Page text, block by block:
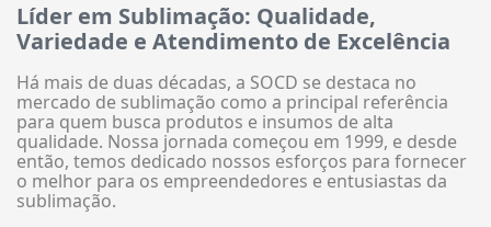
Líder em Sublimação: Qualidade,
Variedade e Atendimento de Excelência
Há mais de duas décadas, a SOCD se destaca no
mercado de sublimação como a principal referência
para quem busca produtos e insumos de alta
qualidade. Nossa jornada começou em 1999, e desde
então, temos dedicado nossos esforços para fornecer
o melhor para os empreendedores e entusiastas da
sublimação.